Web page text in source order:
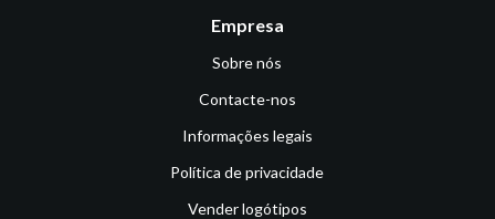
Empresa
Sobre nós
Contacte-nos
Informações legais
Política de privacidade
Vender logótipos